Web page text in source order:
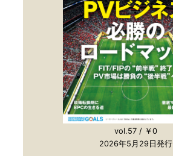
vol.57 / ￥0
2026年5月29日発行